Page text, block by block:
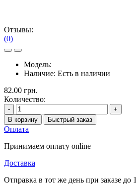
Отзывы:
(0)
Модель:
Наличие: Есть в наличии
82.00 грн.
Количество:
-
+
В корзину
Быстрый заказ
Оплата
Принимаем оплату online
Доставка
Отправка в тот же день при заказе до